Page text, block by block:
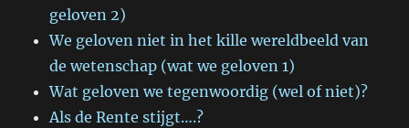
geloven 2)
We geloven niet in het kille wereldbeeld van
de wetenschap (wat we geloven 1)
Wat geloven we tegenwoordig (wel of niet)?
Als de Rente stijgt….?